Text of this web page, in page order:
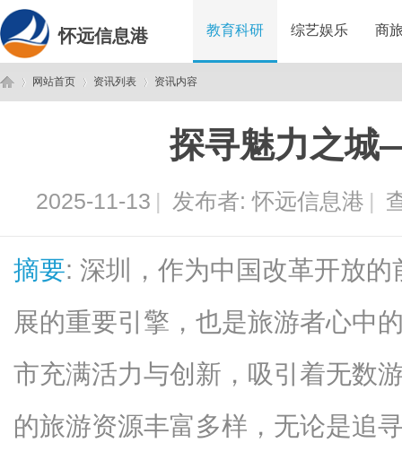
怀远信息港 教育科研 综艺娱乐 商
网站首页 资讯列表 资讯内容
探寻魅力之
2025-11-13 | 发布者:怀远信息港 |
摘要: 深圳，作为中国改革开放
展的重要引擎，也是旅游者心中
市充满活力与创新，吸引着无数
的旅游资源丰富多样，无论是追